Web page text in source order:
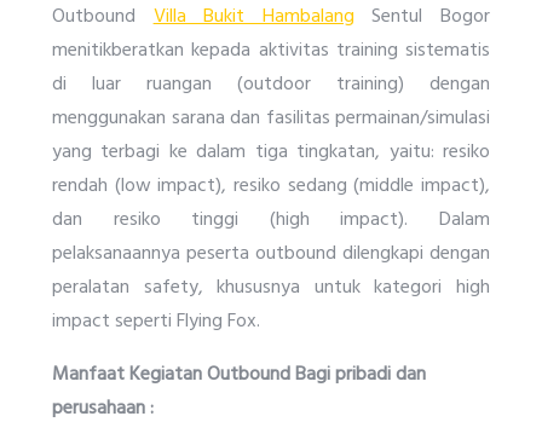
OutboundVilla Bukit Hambalang Sentul Bogor
menitikberatkan kepada aktivitas training sistematis
di luar ruangan (outdoor training) dengan
menggunakan sarana dan fasilitas permainan/simulasi
yang terbagi ke dalam tiga tingkatan, yaitu: resiko
rendah (low impact), resiko sedang (middle impact),
dan resiko tinggi (high impact). Dalam
pelaksanaannya peserta outbound dilengkapi dengan
peralatan safety, khususnya untuk kategori high
impact seperti Flying Fox.
Manfaat Kegiatan Outbound Bagi pribadi dan
perusahaan :